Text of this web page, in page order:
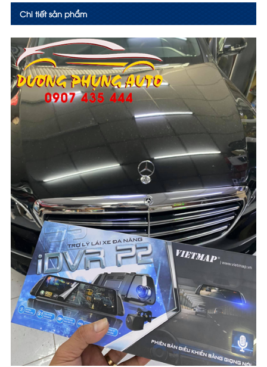
Chi tiết sản phẩm